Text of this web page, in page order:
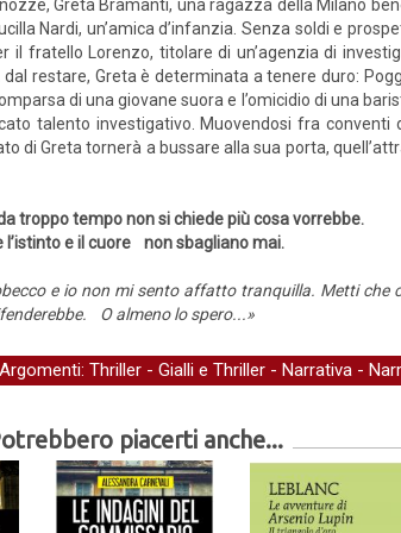
Greta Bramanti, una ragazza della Milano
Nardi, un’amica d’infanzia. Senza soldi e
il fratello Lorenzo, titolare di un’agenzia di
restare, Greta è determinata a tenere duro:
di una giovane suora e l’omicidio di una
talento investigativo. Muovendosi fra
di Greta tornerà a bussare alla sua porta,
troppo tempo non si chiede più cosa vorrebbe.
l’istinto e il cuore non sbagliano mai.
e io non mi sento affatto tranquilla. Metti che
O almeno lo spero...»
Thriller - Gialli e Thriller - Narrativa -
piacerti anche...